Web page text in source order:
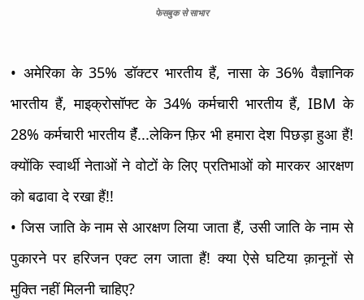
फेसबुक से साभार
• अमेरिका के 35% डॉक्टर भारतीय हैं, नासा के 36% वैज्ञानिक
भारतीय हैं, माइक्रोसॉफ्ट के 34% कर्मचारी भारतीय हैं, IBM के
28% कर्मचारी भारतीय हैंं...लेकिन फ़िर भी हमारा देश पिछड़ा हुआ हैं!
क्योंकि स्वार्थी नेताओं ने वोटों के लिए प्रतिभाओं को मारकर आरक्षण
को बढावा दे रखा हैं!!
• जिस जाति के नाम से आरक्षण लिया जाता हैं, उसी जाति के नाम से
पुकारने पर हरिजन एक्ट लग जाता हैं! क्या ऐसे घटिया क़ानूनों से
मुक्ति नहीं मिलनी चाहिए?